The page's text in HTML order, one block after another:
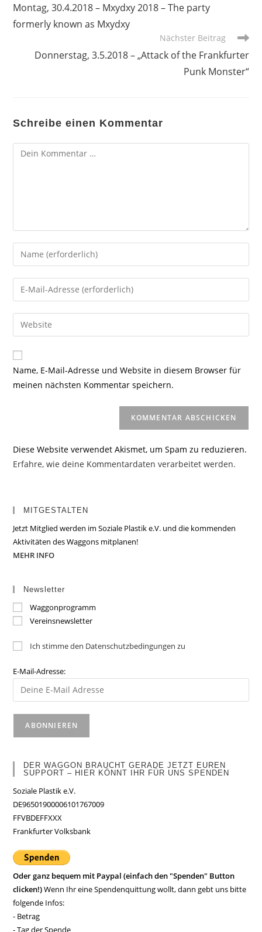
ansehen
Montag, 30.4.2018 – Mxydxy 2018 – The party
formerly known as Mxydxy
Nächster Beitrag
Donnerstag, 3.5.2018 – „Attack of the Frankfurter
Punk Monster“
Schreibe einen Kommentar
Kommentar
Gib
deinen
Namen
oder
zum
Kommentieren
ein
Gib
deine
E-
Mail-
zum
Kommentieren
ein
Gib
deine
Website-
URL
Name, E-Mail-Adresse und Website in diesem Browser für
meinen nächsten Kommentar speichern.
Diese Website verwendet Akismet, um Spam zu reduzieren.
Erfahre, wie deine Kommentardaten verarbeitet werden.
MITGESTALTEN
Jetzt Mitglied werden im Soziale Plastik e.V. und die kommenden
Aktivitäten des Waggons mitplanen!
MEHR INFO
Newsletter
Waggonprogramm
Vereinsnewsletter
Ich stimme den Datenschutzbedingungen zu
E-Mail-Adresse:
DER WAGGON BRAUCHT GERADE JETZT EUREN
SUPPORT – HIER KÖNNT IHR FÜR UNS SPENDEN
Soziale Plastik e.V.
DE96501900006101767009
FFVBDEFFXXX
Frankfurter Volksbank
Oder ganz bequem mit Paypal (einfach den "Spenden" Button
clicken!)Wenn Ihr eine Spendenquittung wollt, dann gebt uns bitte
folgende Infos:
- Betrag
- Tag der Spende